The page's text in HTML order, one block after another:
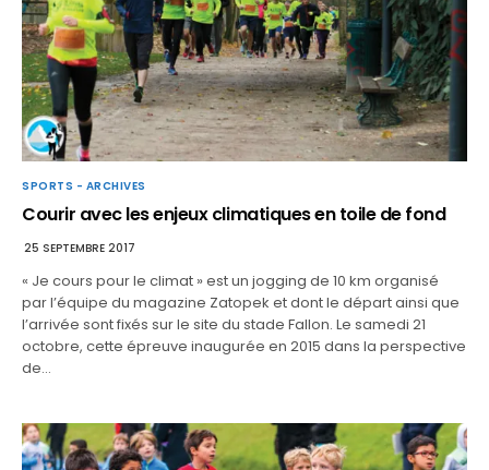
SPORTS - ARCHIVES
Courir avec les enjeux climatiques en toile de fond
25 SEPTEMBRE 2017
« Je cours pour le climat » est un jogging de 10 km organisé
par l’équipe du magazine Zatopek et dont le départ ainsi que
l’arrivée sont fixés sur le site du stade Fallon. Le samedi 21
octobre, cette épreuve inaugurée en 2015 dans la perspective
de…